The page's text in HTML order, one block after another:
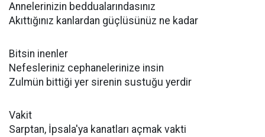
Annelerinizin beddualarındasınız
Akıttığınız kanlardan güçlüsünüz ne kadar
Bitsin inenler
Nefesleriniz cephanelerinize insin
Zulmün bittiği yer sirenin sustuğu yerdir
Vakit
Sarptan, İpsala'ya kanatları açmak vakti